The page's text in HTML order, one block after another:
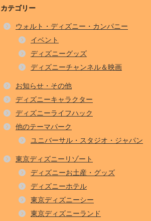
カテゴリー
ウォルト・ディズニー・カンパニー
イベント
ディズニーグッズ
ディズニーチャンネル＆映画
お知らせ・その他
ディズニーキャラクター
ディズニーライフハック
他のテーマパーク
ユニバーサル・スタジオ・ジャパン
東京ディズニーリゾート
ディズニーお土産・グッズ
ディズニーホテル
東京ディズニーシー
東京ディズニーランド